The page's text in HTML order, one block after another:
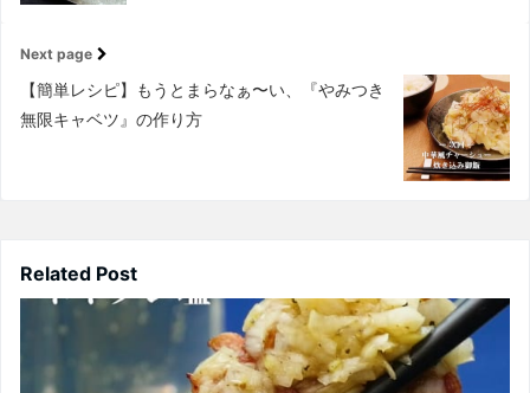
Next page
【簡単レシピ】もうとまらなぁ〜い、『やみつき
無限キャベツ』の作り方
Related Post